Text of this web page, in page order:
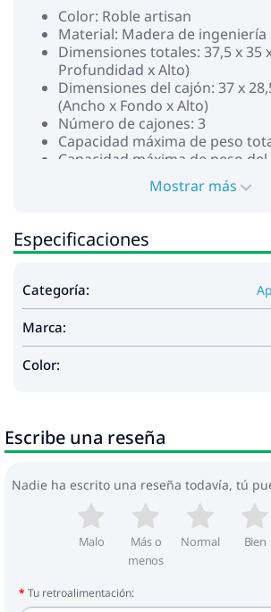
Color: Roble artisan
Material: Madera de ingeniería
Dimensiones totales: 37,5 x 35
Profundidad x Alto)
Dimensiones del cajón: 37 x
(Ancho x Fondo x Alto)
Número de cajones: 3
Capacidad máxima de peso
Capacidad máxima de peso
Requiere montaje: SíMostrar más
Especificaciones
Categoría:
Marca:
Color:
Escribe una reseña
Nadie ha escrito una reseña todavía, tú
Malo
Más o
menos
Normal Bien
Tu retroalimentación: